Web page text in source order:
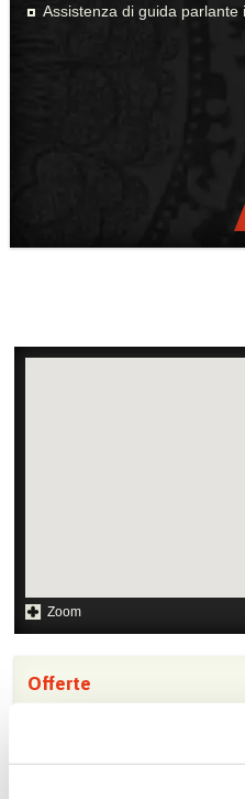
Assistenza di guida parlante
Zoom
Offerte
Quotazioni di alcune proposte